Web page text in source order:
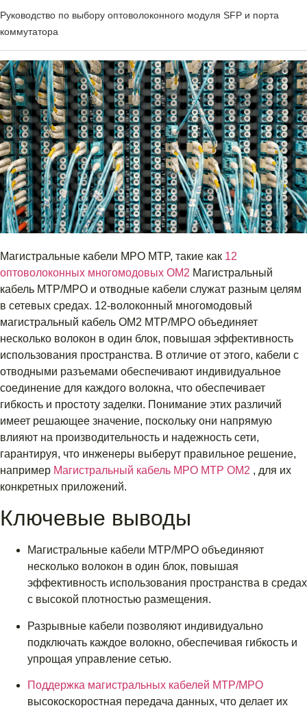
Руководство по выбору оптоволоконного модуля SFP и порта
коммутатора
Магистральные кабели MPO MTP, такие как 12
оптоволоконных многомодовых OM2 Магистральный
кабель MTP/MPO и отводные кабели служат разным целям
в сетевых средах. 12-волоконный многомодовый
магистральный кабель OM2 MTP/MPO объединяет
несколько волокон в один блок, повышая эффективность
использования пространства. В отличие от этого, кабели с
отводными разъемами обеспечивают индивидуальное
соединение для каждого волокна, что обеспечивает
гибкость и простоту заделки. Понимание этих различий
имеет решающее значение, поскольку они напрямую
влияют на производительность и надежность сети,
гарантируя, что инженеры выберут правильное решение,
например Магистральный кабель MPO MTP OM2 , для их
конкретных приложений.
Ключевые выводы
Магистральные кабели MTP/MPO объединяют
несколько волокон в один блок, повышая
эффективность использования пространства в средах
с высокой плотностью размещения.
Разрывные кабели позволяют индивидуально
подключать каждое волокно, обеспечивая гибкость и
упрощая управление сетью.
Поддержка магистральных кабелей MTP/MPO
высокоскоростная передача данных, что делает их